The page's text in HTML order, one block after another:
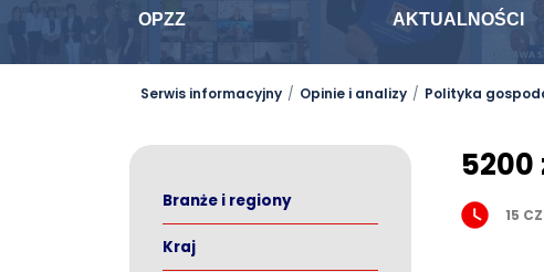
OPZZ AKTUALNOŚCI
Serwis informacyjny Opinie i analizy Polityka
Branże i regiony
Kraj
15